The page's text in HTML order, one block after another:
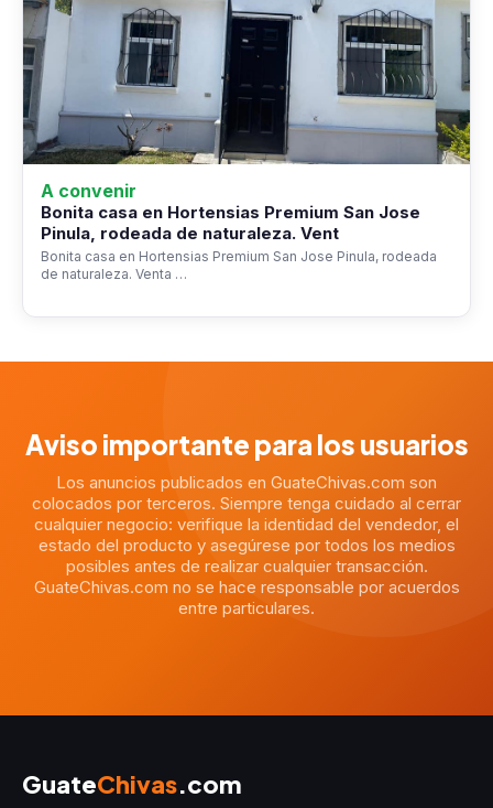
A convenir
Bonita casa en Hortensias Premium San Jose
Pinula, rodeada de naturaleza. Vent
Bonita casa en Hortensias Premium San Jose Pinula, rodeada
de naturaleza. Venta …
Aviso importante para los usuarios
Los anuncios publicados en GuateChivas.com son
colocados por terceros. Siempre tenga cuidado al cerrar
cualquier negocio: verifique la identidad del vendedor, el
estado del producto y asegúrese por todos los medios
posibles antes de realizar cualquier transacción.
GuateChivas.com no se hace responsable por acuerdos
entre particulares.
GuateChivas.com